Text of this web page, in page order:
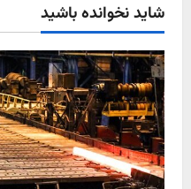
شاید نخوانده باشید